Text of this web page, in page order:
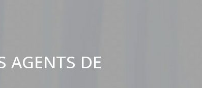
AGENTS DE